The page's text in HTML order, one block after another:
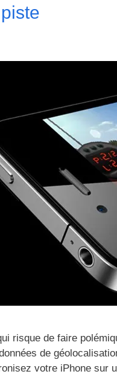
risque de faire
de
votre iPhone sur